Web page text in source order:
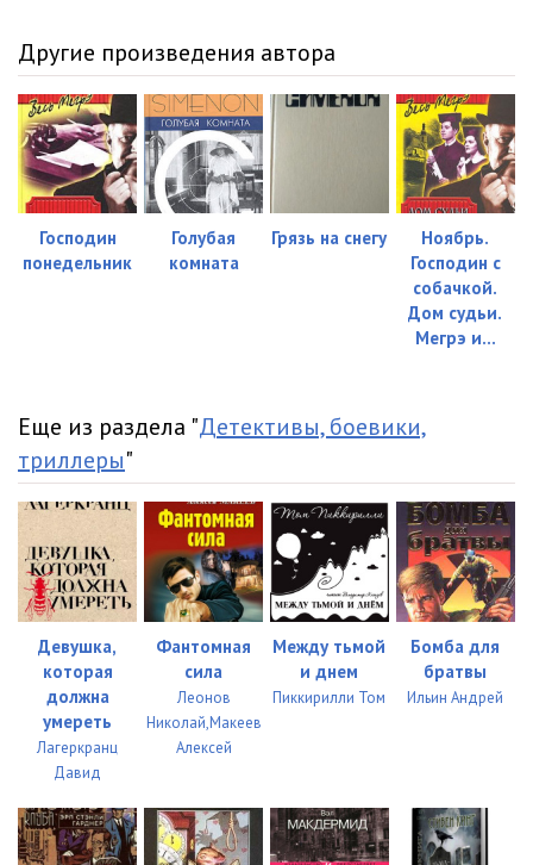
Другие произведения автора
Господин
понедельник
Голубая
комната
Грязь на снегу
Ноябрь.
Господин с
собачкой.
Дом судьи.
Мегрэ и...
Еще из раздела "Детективы, боевики,
триллеры"
Девушка,
которая
должна
умереть
Лагеркранц
Давид
Фантомная
сила
Леонов
Николай,Макеев
Алексей
Между тьмой
и днем
Пиккирилли Том
Бомба для
братвы
Ильин Андрей